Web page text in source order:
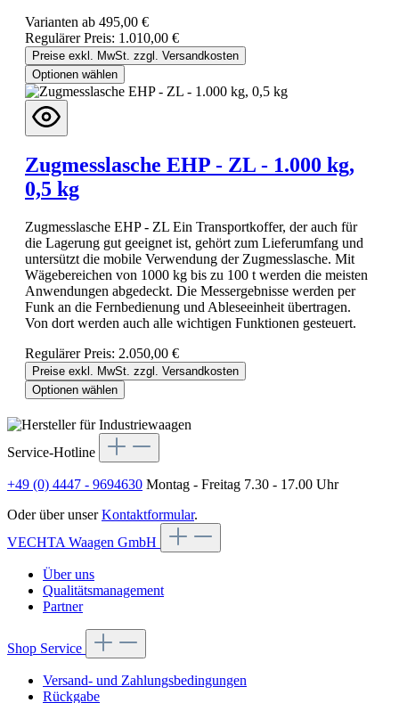
Varianten ab 495,00 €
Regulärer Preis: 1.010,00 €
Preise exkl. MwSt. zzgl. Versandkosten
Optionen wählen
Zugmesslasche EHP - ZL - 1.000 kg,
0,5 kg
Zugmesslasche EHP - ZL Ein Transportkoffer, der auch für
die Lagerung gut geeignet ist, gehört zum Lieferumfang und
untersützt die mobile Verwendung der Zugmesslasche. Mit
Wägebereichen von 1000 kg bis zu 100 t werden die meisten
Anwendungen abgedeckt. Die Messergebnisse werden per
Funk an die Fernbedienung und Ableseeinheit übertragen.
Von dort werden auch alle wichtigen Funktionen gesteuert.
Regulärer Preis: 2.050,00 €
Preise exkl. MwSt. zzgl. Versandkosten
Optionen wählen
Service-Hotline
+49 (0) 4447 - 9694630 Montag - Freitag 7.30 - 17.00 Uhr
Oder über unserKontaktformular.
VECHTA Waagen GmbH
Über uns
Qualitätsmanagement
Partner
Shop Service
Versand- und Zahlungsbedingungen
Rückgabe